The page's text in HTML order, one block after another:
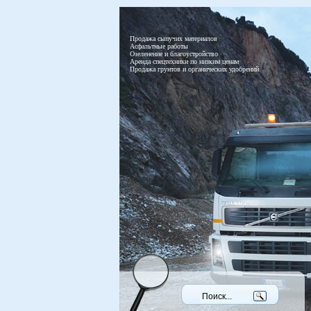
Продажа сыпучих материалов
Асфальтные работы
Озеленение и благоустройство
Аренда спецтехники по низким ценам
Продажа грунтов и органических удобрений